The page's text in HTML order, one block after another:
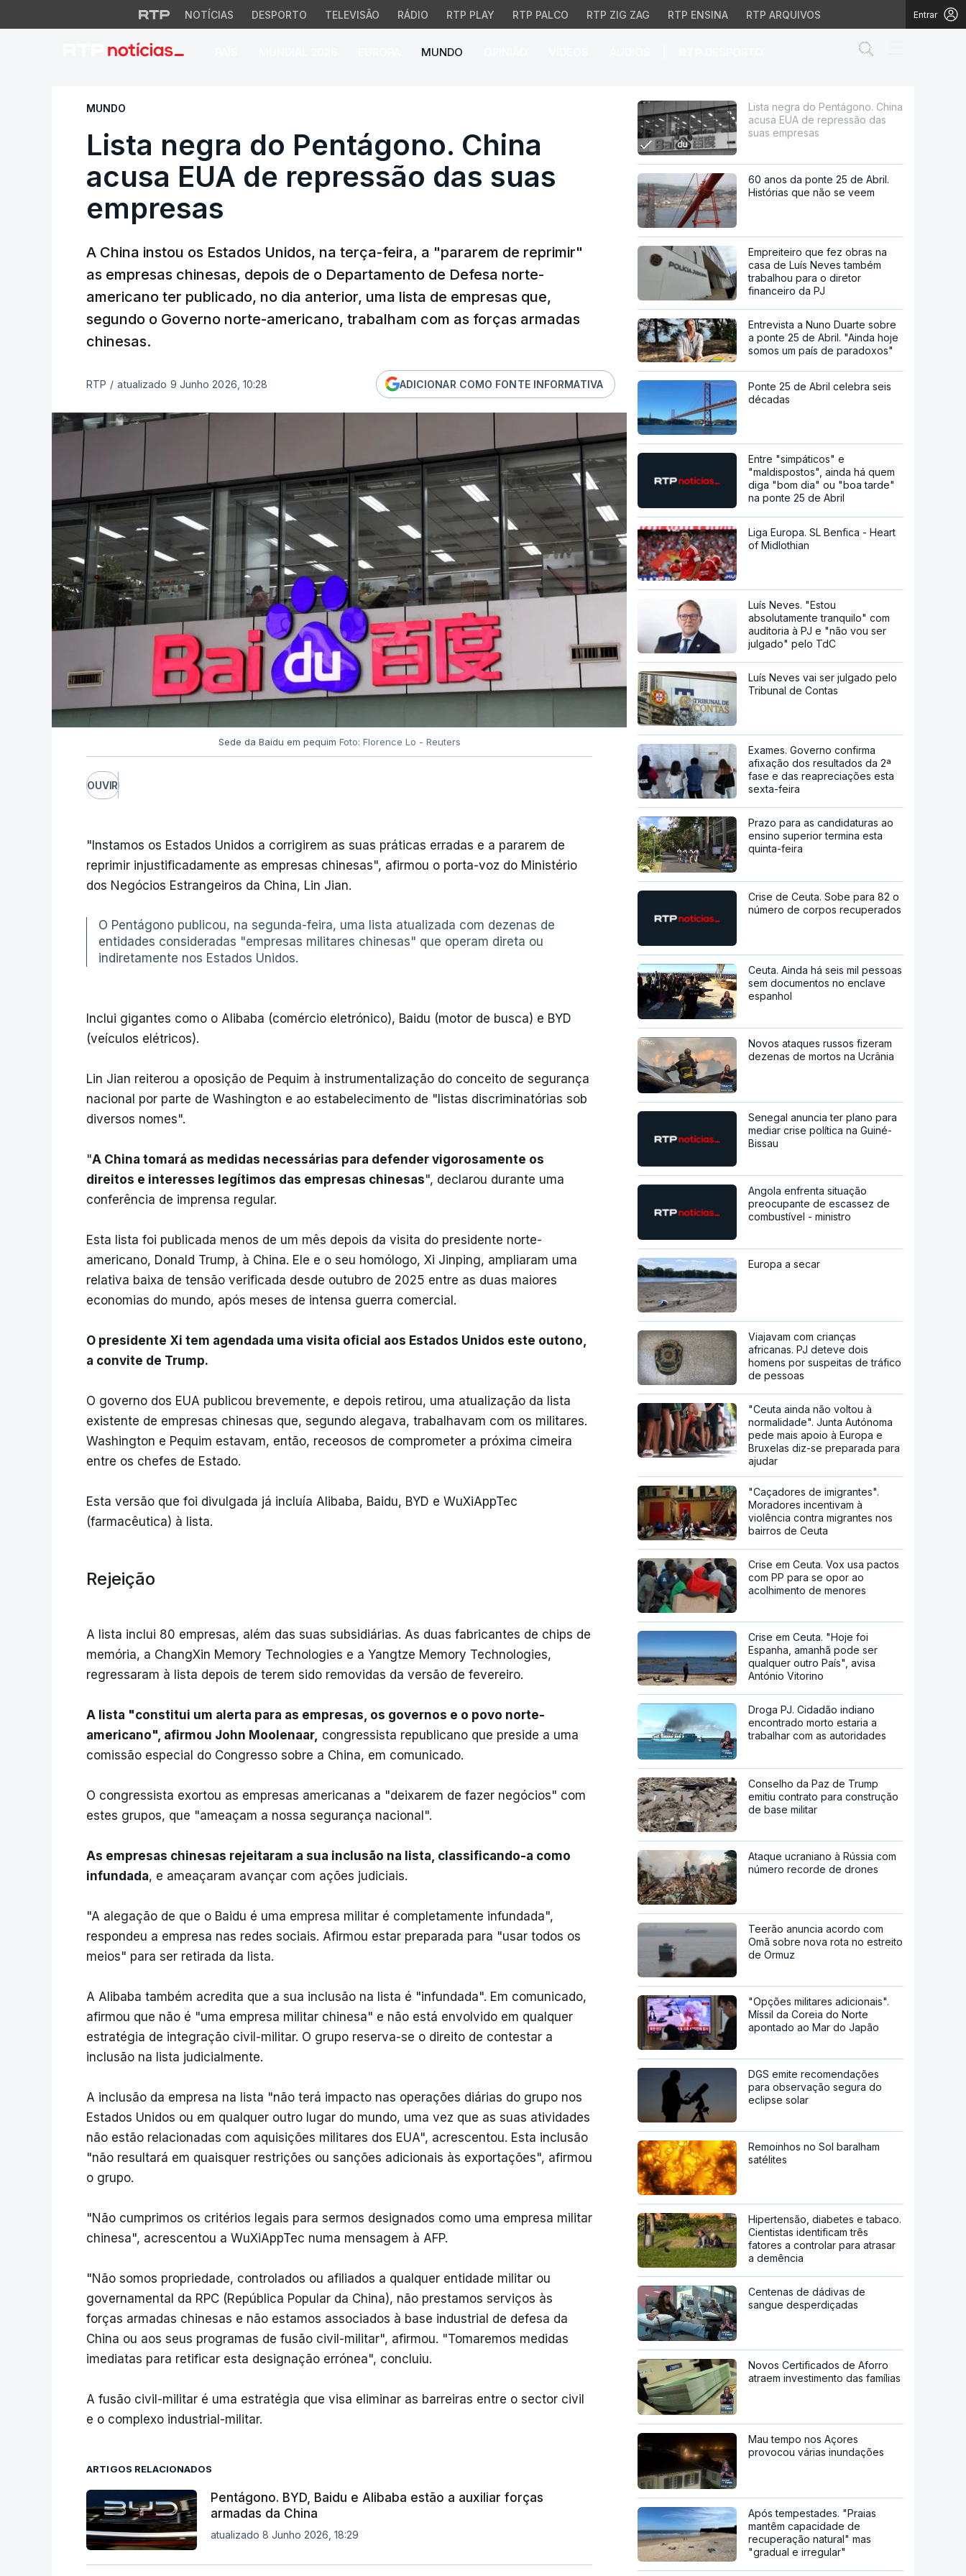
NOTÍCIAS DESPORTO TELEVISÃO RÁDIO RTP PLAY RTP PALCO RTP ZIG ZAG RTP ENSINA RTP ARQUIVOS Entrar
MUNDO
Lista negra do Pentágono. China acusa EUA de repressão das
MUNDO
Lista negra do Pentágono. China
acusa EUA de repressão das suas
empresas
A China instou os Estados Unidos, na terça-feira, a "pararem de reprimir"
as empresas chinesas, depois de o Departamento de Defesa norte-
americano ter publicado, no dia anterior, uma lista de empresas que,
segundo o Governo norte-americano, trabalham com as forças armadas
chinesas.
RTP / atualizado 9 Junho 2026, 10:28 ADICIONAR COMO FONTE INFORMATIVA
Sede da Baidu em pequim Foto: Florence Lo - Reuters
OUVIR
"Instamos os Estados Unidos a corrigirem as suas práticas erradas e a pararem de
reprimir injustificadamente as empresas chinesas", afirmou o porta-voz do Ministério
dos Negócios Estrangeiros da China, Lin Jian.
O Pentágono publicou, na segunda-feira, uma lista atualizada com dezenas de
entidades consideradas "empresas militares chinesas" que operam direta ou
indiretamente nos Estados Unidos.
Inclui gigantes como o Alibaba (comércio eletrónico), Baidu (motor de busca) e BYD
(veículos elétricos).
Lin Jian reiterou a oposição de Pequim à instrumentalização do conceito de segurança
nacional por parte de Washington e ao estabelecimento de "listas discriminatórias sob
diversos nomes".
"A China tomará as medidas necessárias para defender vigorosamente os
direitos e interesses legítimos das empresas chinesas", declarou durante uma
conferência de imprensa regular.
Esta lista foi publicada menos de um mês depois da visita do presidente norte-
americano, Donald Trump, à China. Ele e o seu homólogo, Xi Jinping, ampliaram uma
relativa baixa de tensão verificada desde outubro de 2025 entre as duas maiores
economias do mundo, após meses de intensa guerra comercial.
O presidente Xi tem agendada uma visita oficial aos Estados Unidos este outono,
a convite de Trump.
O governo dos EUA publicou brevemente, e depois retirou, uma atualização da lista
existente de empresas chinesas que, segundo alegava, trabalhavam com os militares.
Washington e Pequim estavam, então, receosos de comprometer a próxima cimeira
entre os chefes de Estado.
Esta versão que foi divulgada já incluía Alibaba, Baidu, BYD e WuXiAppTec
(farmacêutica) à lista.
Rejeição
A lista inclui 80 empresas, além das suas subsidiárias. As duas fabricantes de chips de
memória, a ChangXin Memory Technologies e a Yangtze Memory Technologies,
regressaram à lista depois de terem sido removidas da versão de fevereiro.
A lista "constitui um alerta para as empresas, os governos e o povo norte-
americano", afirmou John Moolenaar, congressista republicano que preside a uma
comissão especial do Congresso sobre a China, em comunicado.
O congressista exortou as empresas americanas a "deixarem de fazer negócios" com
estes grupos, que "ameaçam a nossa segurança nacional".
As empresas chinesas rejeitaram a sua inclusão na lista, classificando-a como
infundada, e ameaçaram avançar com ações judiciais.
"A alegação de que o Baidu é uma empresa militar é completamente infundada",
respondeu a empresa nas redes sociais. Afirmou estar preparada para "usar todos os
meios" para ser retirada da lista.
A Alibaba também acredita que a sua inclusão na lista é "infundada". Em comunicado,
afirmou que não é "uma empresa militar chinesa" e não está envolvido em qualquer
estratégia de integração civil-militar. O grupo reserva-se o direito de contestar a
inclusão na lista judicialmente.
A inclusão da empresa na lista "não terá impacto nas operações diárias do grupo nos
Estados Unidos ou em qualquer outro lugar do mundo, uma vez que as suas atividades
não estão relacionadas com aquisições militares dos EUA", acrescentou. Esta inclusão
"não resultará em quaisquer restrições ou sanções adicionais às exportações", afirmou
o grupo.
"Não cumprimos os critérios legais para sermos designados como uma empresa militar
chinesa", acrescentou a WuXiAppTec numa mensagem à AFP.
"Não somos propriedade, controlados ou afiliados a qualquer entidade militar ou
governamental da RPC (República Popular da China), não prestamos serviços às
forças armadas chinesas e não estamos associados à base industrial de defesa da
China ou aos seus programas de fusão civil-militar", afirmou. "Tomaremos medidas
imediatas para retificar esta designação errónea", concluiu.
A fusão civil-militar é uma estratégia que visa eliminar as barreiras entre o sector civil
e o complexo industrial-militar.
ARTIGOS RELACIONADOS
Pentágono. BYD, Baidu e Alibaba estão a auxiliar forças
armadas da China
atualizado 8 Junho 2026, 18:29
Lista negra do Pentágono. China
acusa EUA de repressão das
suas empresas
60 anos da ponte 25 de Abril.
Histórias que não se veem
Empreiteiro que fez obras na
casa de Luís Neves também
trabalhou para o diretor
financeiro da PJ
Entrevista a Nuno Duarte sobre
a ponte 25 de Abril. "Ainda hoje
somos um país de paradoxos"
Ponte 25 de Abril celebra seis
décadas
Entre "simpáticos" e
"maldispostos", ainda há quem
diga "bom dia" ou "boa tarde"
na ponte 25 de Abril
Liga Europa. SL Benfica - Heart
of Midlothian
Luís Neves. "Estou
absolutamente tranquilo" com
auditoria à PJ e "não vou ser
julgado" pelo TdC
Luís Neves vai ser julgado pelo
Tribunal de Contas
Exames. Governo confirma
afixação dos resultados da 2ª
fase e das reapreciações esta
sexta-feira
Prazo para as candidaturas ao
ensino superior termina esta
quinta-feira
Crise de Ceuta. Sobe para 82 o
número de corpos recuperados
Ceuta. Ainda há seis mil pessoas
sem documentos no enclave
espanhol
Novos ataques russos fizeram
dezenas de mortos na Ucrânia
Senegal anuncia ter plano para
mediar crise política na Guiné-
Bissau
Angola enfrenta situação
preocupante de escassez de
combustível - ministro
Europa a secar
Viajavam com crianças
africanas. PJ deteve dois
homens por suspeitas de tráfico
de pessoas
"Ceuta ainda não voltou à
normalidade". Junta Autónoma
pede mais apoio à Europa e
Bruxelas diz-se preparada para
ajudar
"Caçadores de imigrantes".
Moradores incentivam à
violência contra migrantes nos
bairros de Ceuta
Crise em Ceuta. Vox usa pactos
com PP para se opor ao
acolhimento de menores
Crise em Ceuta. "Hoje foi
Espanha, amanhã pode ser
qualquer outro País", avisa
António Vitorino
Droga PJ. Cidadão indiano
encontrado morto estaria a
trabalhar com as autoridades
Conselho da Paz de Trump
emitiu contrato para construção
de base militar
Ataque ucraniano à Rússia com
número recorde de drones
Teerão anuncia acordo com
Omã sobre nova rota no estreito
de Ormuz
"Opções militares adicionais".
Míssil da Coreia do Norte
apontado ao Mar do Japão
DGS emite recomendações
para observação segura do
eclipse solar
Remoinhos no Sol baralham
satélites
Hipertensão, diabetes e tabaco.
Cientistas identificam três
fatores a controlar para atrasar
a demência
Centenas de dádivas de
sangue desperdiçadas
Novos Certificados de Aforro
atraem investimento das famílias
Mau tempo nos Açores
provocou várias inundações
Após tempestades. "Praias
mantêm capacidade de
recuperação natural" mas
"gradual e irregular"